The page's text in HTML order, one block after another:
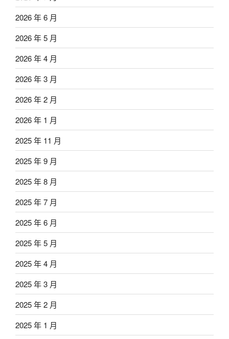
2026 年 6 月
2026 年 5 月
2026 年 4 月
2026 年 3 月
2026 年 2 月
2026 年 1 月
2025 年 11 月
2025 年 9 月
2025 年 8 月
2025 年 7 月
2025 年 6 月
2025 年 5 月
2025 年 4 月
2025 年 3 月
2025 年 2 月
2025 年 1 月